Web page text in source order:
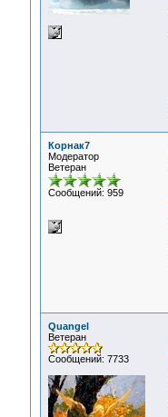
Корнак7
Модератор
Ветеран
Сообщений: 959
Quangel
Ветеран
Сообщений: 7733